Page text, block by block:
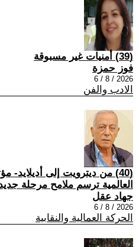
(39) أمنيات غير مسبوقة
فوز حمزة
2026 / 8 / 6
الادب والفن
(40) من ديترويت إلى أديلايد-
العالمية ترسم ملامح مرحلة
جهاد عقل
2026 / 8 / 6
الحركة العمالية والنقابية